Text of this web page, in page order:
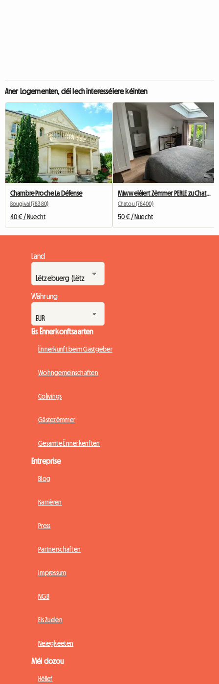
Aner Logementen, déi Iech interesséiere kéinten
Chambre Proche La Défense
Bougival (78380)
40 € / Nuecht
Miwweléiert Zëmmer PERLE zu Chatou mat privatem Buedzëmmer
Chatou (78400)
50 € / Nuecht
Land
Währung
Eis Ënnerkonftsaarten
Ënnerkunft beim Gastgeber
Wohngemeinschaften
Colivings
Gästezëmmer
Gesamte Ënnerkënften
Entreprise
Blog
Karrièren
Press
Partnerschaften
Impressum
NGB
Eis Zuelen
Neiegkeeten
Méi dozou
Hëllef